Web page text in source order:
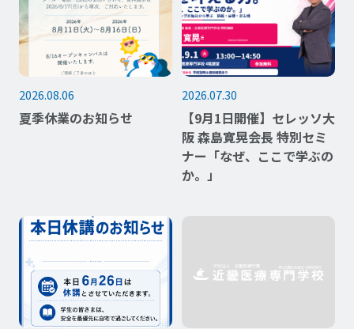
2026.08.06
夏季休業のお知らせ
2026.07.30
【9月1日開催】セレッソ大
阪 森島寛晃会長 特別セミ
ナー「なぜ、ここで学ぶの
か。」